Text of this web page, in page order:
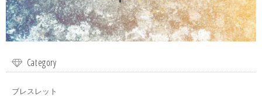
Category
ブレスレット